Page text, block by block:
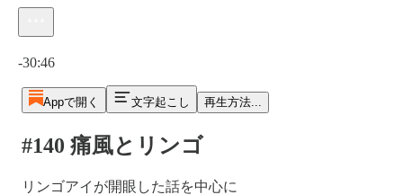
-30:46
Appで開く 文字起こし 再生方法...
#140 痛風とリンゴ
リンゴアイが開眼した話を中心に